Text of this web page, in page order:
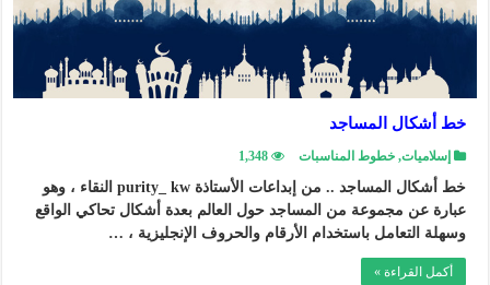
خط أشكال المساجد
إسلاميات,خطوط المناسبات 1,348
خط أشكال المساجد .. من إبداعات الأستاذة purity_ kw النقاء ، وهو
عبارة عن مجموعة من المساجد حول العالم بعدة أشكال تحاكي الواقع
وسهلة التعامل باستخدام الأرقام والحروف الإنجليزية ، …
أكمل القراءة »